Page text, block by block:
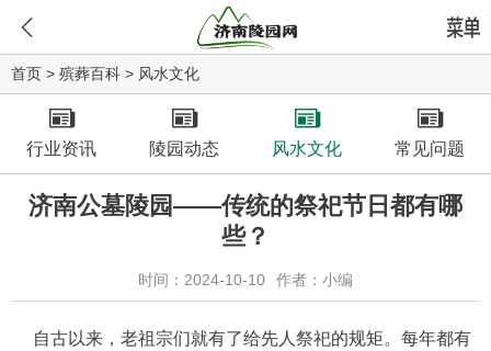
首页 > 殡葬百科 > 风水文化
行业资讯 陵园动态 风水文化 常见问题
济南公墓陵园——传统的祭祀节日都有哪
些？
时间：2024-10-10 作者：小编
自古以来，老祖宗们就有了给先人祭祀的规矩。每年都有